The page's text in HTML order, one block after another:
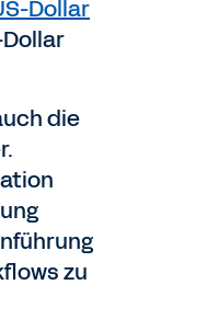
Dollar
die
zu